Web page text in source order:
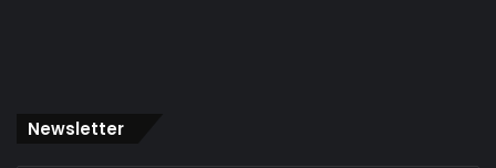
Newsletter